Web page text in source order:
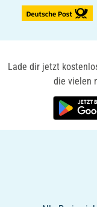
Lade dir jetzt
die vielen